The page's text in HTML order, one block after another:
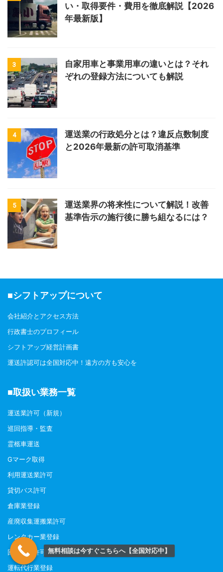
い・取得要件・費用を徹底解説【2026
年最新版】
3
自家用車と事業用車の違いとは？それ
ぞれの登録方法についても解説
4
運送業の行政処分とは？違反点数制度
と2026年最新の許可取消基準
5
運送業界の将来性について解説！改善
基準告示の施行後に勝ち組なるには？
■シフトアップについて
会社紹介とアクセス方法
行政書士のプロフィール
シフトアップ経営計画書
運送許認可は全国対応中！遠方の方も安心を
■取扱い業務一覧
運送業許可（新規）
巡回指導・監査
霊柩車運送
Gマーク取得
利用運送業許可
貸切バス許可
倉庫業登録
産廃収集運搬業許可
レンタカー業登録
回送運行許可
運転代行業登録
無料相談は今すぐこちらへ【全国対応中】